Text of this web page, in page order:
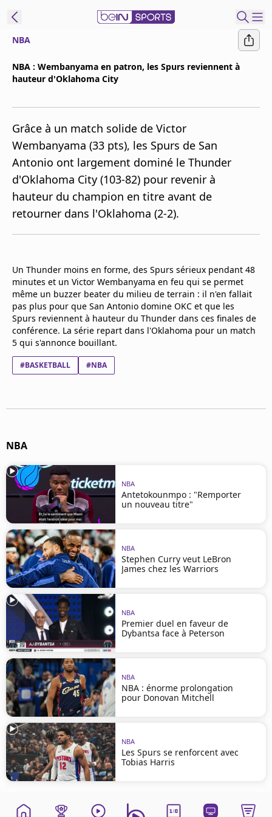
Replays
Podcasts
En Direct
Gérer les
notifications
Contactez nous
Grille TV
CGU
Mentions légales
Cookies
Protection des données
Paramétrer mon consentement
NBA
NBA : Wembanyama en patron, les Spurs reviennent à
hauteur d'Oklahoma City
Grâce à un match solide de Victor
Wembanyama (33 pts), les Spurs de San
Antonio ont largement dominé le Thunder
d'Oklahoma City (103-82) pour revenir à
hauteur du champion en titre avant de
retourner dans l'Oklahoma (2-2).
Un Thunder moins en forme, des Spurs sérieux pendant 48
minutes et un Victor Wembanyama en feu qui se permet
même un buzzer beater du milieu de terrain : il n'en fallait
pas plus pour que San Antonio domine OKC et que les
Spurs reviennent à hauteur du Thunder dans ces finales de
conférence. La série repart dans l'Oklahoma pour un match
5 qui s'annonce bouillant.
#BASKETBALL #NBA
NBA
NBA
Antetokounmpo : "Remporter
un nouveau titre"
NBA
Stephen Curry veut LeBron
James chez les Warriors
NBA
Premier duel en faveur de
Dybantsa face à Peterson
NBA
NBA : énorme prolongation
pour Donovan Mitchell
NBA
Les Spurs se renforcent avec
Tobias Harris